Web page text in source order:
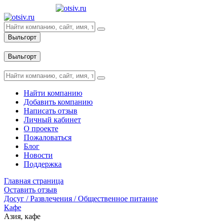
Выльгорт
Выльгорт
Найти компанию
Добавить компанию
Написать отзыв
Личный кабинет
О проекте
Пожаловаться
Блог
Новости
Поддержка
Главная страница
Оставить отзыв
Досуг / Развлечения / Общественное питание
Кафе
Азия, кафе